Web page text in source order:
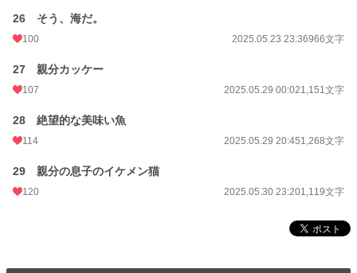
26 そう、海だ。
100 2025.05.23 23:36966文字
27 親分カッケー
107 2025.05.29 00:021,151文字
28 絶望的な美味い魚
114 2025.05.29 20:451,268文字
29 親分の息子のイケメン猫
120 2025.05.30 23:201,119文字